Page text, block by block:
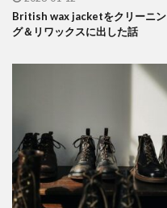
British wax jacketをクリーニン
グ＆リワックスに出した話